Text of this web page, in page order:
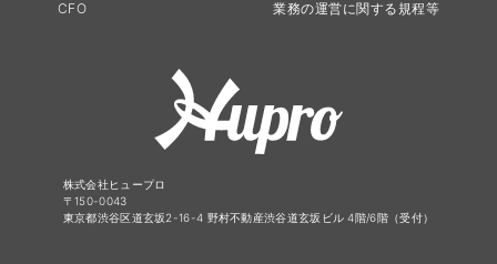
CFO
業務の運営に関する規程等
株式会社ヒュープロ
〒150-0043
東京都渋谷区道玄坂2-16-4 野村不動産渋谷道玄坂ビル 4階/6階（受付）